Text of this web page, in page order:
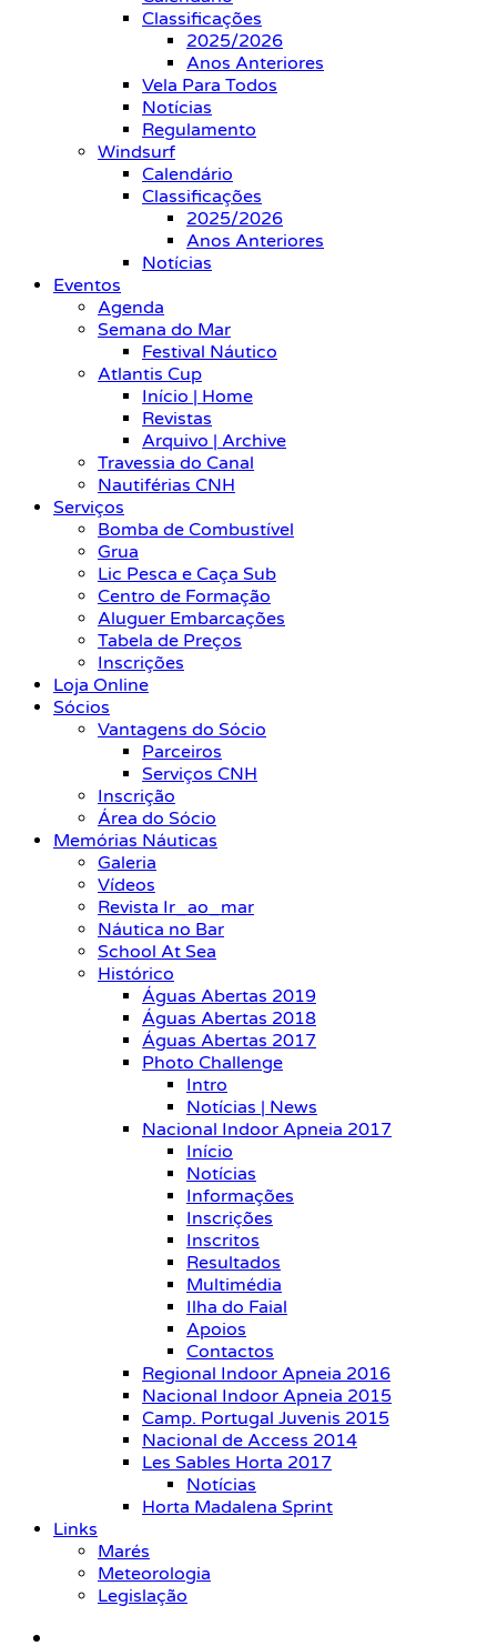
Classificações
2025/2026
Anos Anteriores
Vela Para Todos
Notícias
Regulamento
Windsurf
Calendário
Classificações
2025/2026
Anos Anteriores
Notícias
Eventos
Agenda
Semana do Mar
Festival Náutico
Atlantis Cup
Início | Home
Revistas
Arquivo | Archive
Travessia do Canal
Nautiférias CNH
Serviços
Bomba de Combustível
Grua
Lic Pesca e Caça Sub
Centro de Formação
Aluguer Embarcações
Tabela de Preços
Inscrições
Loja Online
Sócios
Vantagens do Sócio
Parceiros
Serviços CNH
Inscrição
Área do Sócio
Memórias Náuticas
Galeria
Vídeos
Revista Ir_ao_mar
Náutica no Bar
School At Sea
Histórico
Águas Abertas 2019
Águas Abertas 2018
Águas Abertas 2017
Photo Challenge
Intro
Notícias | News
Nacional Indoor Apneia 2017
Início
Notícias
Informações
Inscrições
Inscritos
Resultados
Multimédia
Ilha do Faial
Apoios
Contactos
Regional Indoor Apneia 2016
Nacional Indoor Apneia 2015
Camp. Portugal Juvenis 2015
Nacional de Access 2014
Les Sables Horta 2017
Notícias
Horta Madalena Sprint
Links
Marés
Meteorologia
Legislação